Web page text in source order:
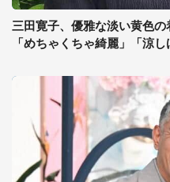
三田寛子、優雅な淡い黄色
「めちゃくちゃ綺麗」「涼